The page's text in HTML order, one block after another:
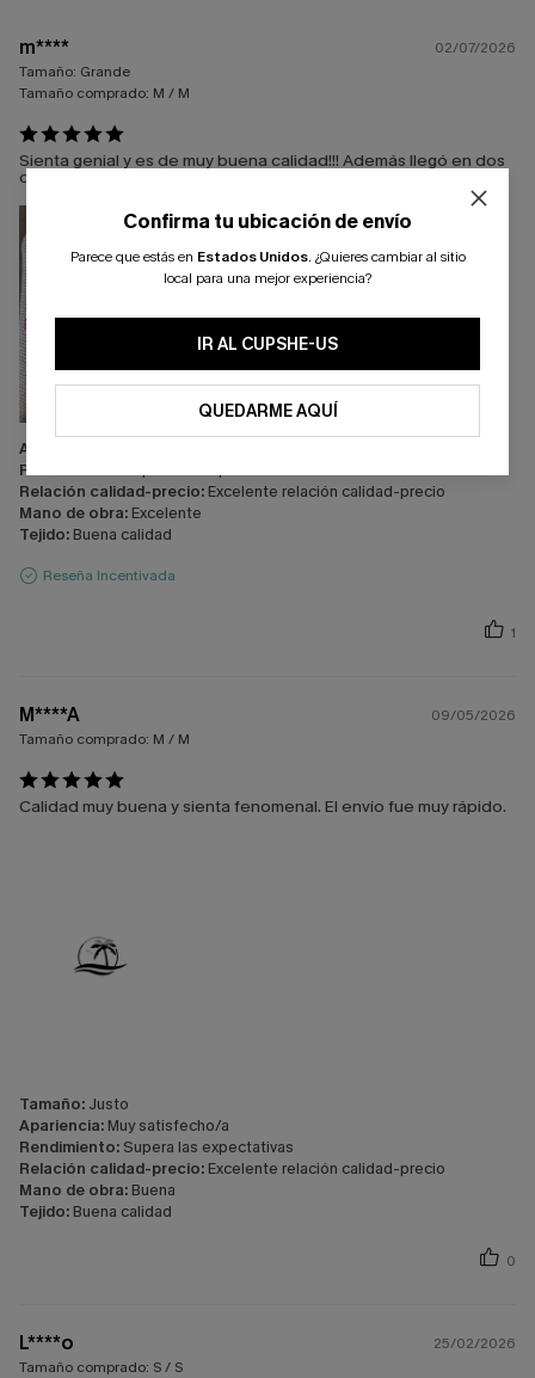
m****
02/07/2026
Tamaño: Grande
Tamaño comprado: M / M
Sienta genial y es de muy buena calidad!!! Además llegó en dos
días
Apariencia:
Rendimiento:
Relación calidad-precio: Excelente relación calidad-precio
Mano de obra: Excelente
Tejido: Buena calidad
Reseña Incentivada
1
M****A
09/05/2026
Tamaño comprado: M / M
Calidad muy buena y sienta fenomenal. El envío fue muy rápido.
Tamaño: Justo
Apariencia: Muy satisfecho/a
Rendimiento: Supera las expectativas
Relación calidad-precio: Excelente relación calidad-precio
Mano de obra: Buena
Tejido: Buena calidad
0
L****o
25/02/2026
Tamaño comprado: S / S
Confirma tu ubicación de envío
Parece que estás en Estados Unidos. ¿Quieres cambiar al sitio
local para una mejor experiencia?
IR AL CUPSHE-US
QUEDARME AQUÍ